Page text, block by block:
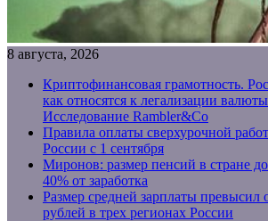
8 августа, 2026
Криптофинансовая грамотность.
как относятся к легализации
Исследование Rambler&Co
Правила оплаты сверхурочной
России с 1 сентября
Миронов: размер пенсий в стране
40% от заработка
Размер средней зарплаты превысил
рублей в трех регионах России